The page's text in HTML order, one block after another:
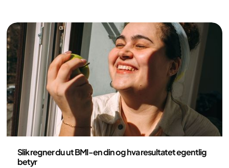
ved fedme.
Slik regner du ut BMI-en din og hva resultatet egentlig
betyr